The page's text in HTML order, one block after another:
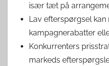
især tæt på
Lav efterspørgsel kan
kampagnerabatter
Konkurrenters
markeds